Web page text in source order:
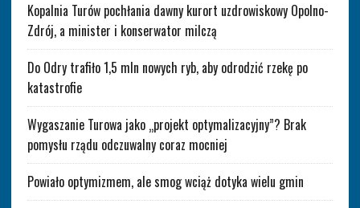
Kopalnia Turów pochłania dawny kurort uzdrowiskowy Opolno-
Zdrój, a minister i konserwator milczą
Do Odry trafiło 1,5 mln nowych ryb, aby odrodzić rzekę po
katastrofie
Wygaszanie Turowa jako „projekt optymalizacyjny”? Brak
pomysłu rządu odczuwalny coraz mocniej
Powiało optymizmem, ale smog wciąż dotyka wielu gmin